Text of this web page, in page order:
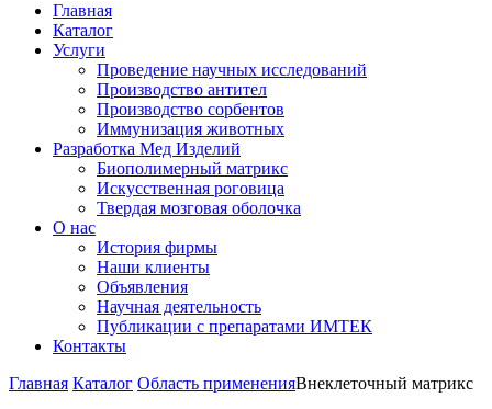
Главная
Каталог
Услуги
Проведение научных исследований
Производство антител
Производство сорбентов
Иммунизация животных
Разработка Мед Изделий
Биополимерный матрикс
Искусственная роговица
Твердая мозговая оболочка
О нас
История фирмы
Наши клиенты
Объявления
Научная деятельность
Публикации с препаратами ИМТЕК
Контакты
Главная Каталог Область примененияВнеклеточный матрикс